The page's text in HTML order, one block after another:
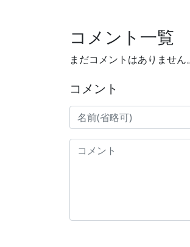
コメント一覧
まだコメントはありません。
コメント